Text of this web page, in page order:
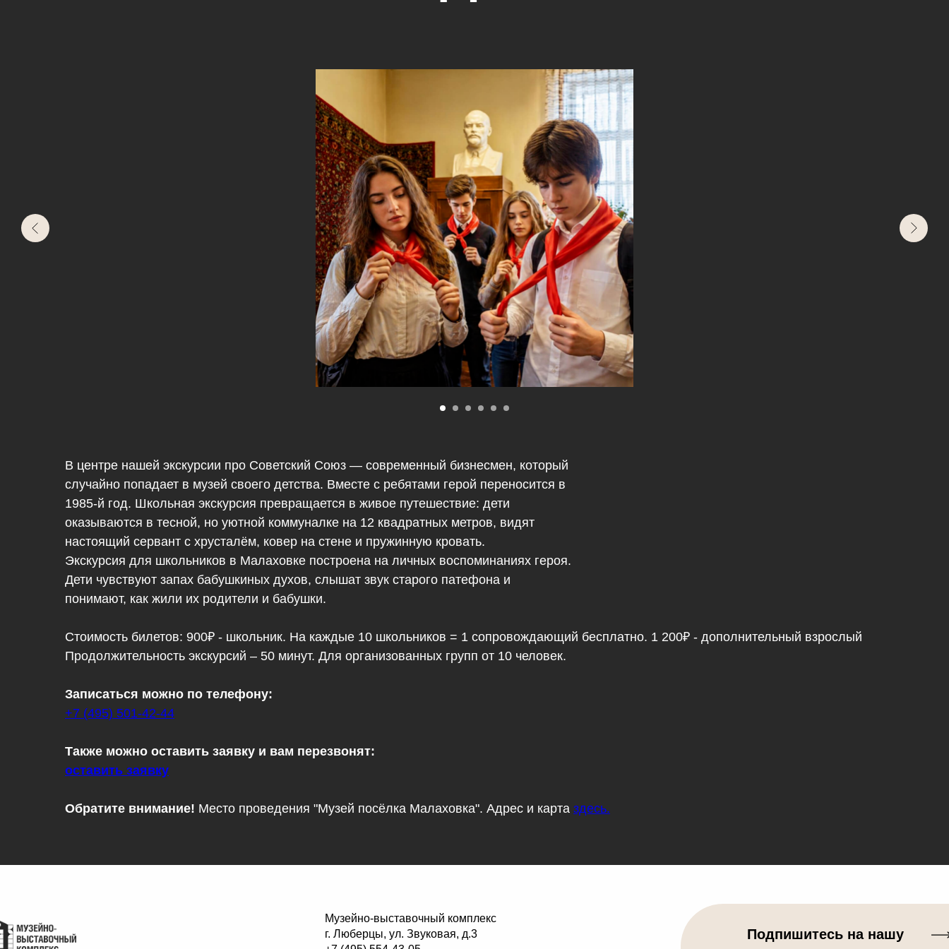
В центре нашей экскурсии про Советский Союз — современный бизнесмен, который
случайно попадает в музей своего детства. Вместе с ребятами герой переносится в
1985-й год. Школьная экскурсия превращается в живое путешествие: дети
оказываются в тесной, но уютной коммуналке на 12 квадратных метров, видят
настоящий сервант с хрусталём, ковер на стене и пружинную кровать.
Экскурсия для школьников в Малаховке построена на личных воспоминаниях героя.
Дети чувствуют запах бабушкиных духов, слышат звук старого патефона и
понимают, как жили их родители и бабушки.
Стоимость билетов: 900₽ - школьник. На каждые 10 школьников = 1 сопровождающий бесплатно. 1 200₽ - дополнительный взрослый
Продолжительность экскурсий – 50 минут. Для организованных групп от 10 человек.
Записаться можно по телефону:
+7 (495) 501-42-44
Также можно оставить заявку и вам перезвонят:
оставить заявку
Обратите внимание! Место проведения "Музей посёлка Малаховка". Адрес и карта здесь.
Музейно-выставочный комплекс
г. Люберцы, ул. Звуковая, д.3
Подпишитесь на нашу